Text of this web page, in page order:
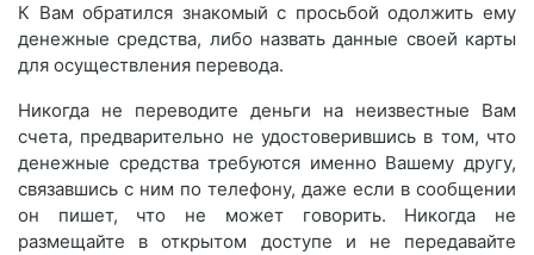
К Вам обратился знакомый с просьбой одолжить ему
денежные средства, либо назвать данные своей карты
для осуществления перевода.
Никогда не переводите деньги на неизвестные Вам
счета, предварительно не удостоверившись в том, что
денежные средства требуются именно Вашему другу,
связавшись с ним по телефону, даже если в сообщении
он пишет, что не может говорить. Никогда не
размещайте в открытом доступе и не передавайте